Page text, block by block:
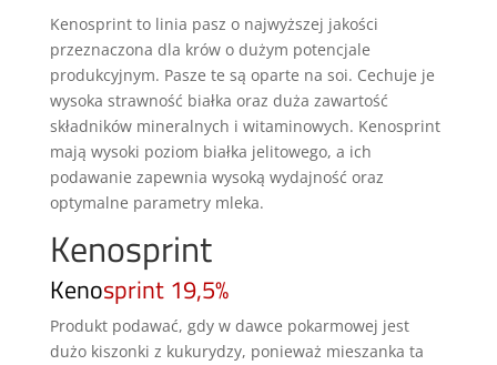
Kenosprint to linia pasz o najwyższej jakości
przeznaczona dla krów o dużym potencjale
produkcyjnym. Pasze te są oparte na soi. Cechuje je
wysoka strawność białka oraz duża zawartość
składników mineralnych i witaminowych. Kenosprint
mają wysoki poziom białka jelitowego, a ich
podawanie zapewnia wysoką wydajność oraz
optymalne parametry mleka.
Kenosprint
Kenosprint 19,5%
Produkt podawać, gdy w dawce pokarmowej jest
dużo kiszonki z kukurydzy, ponieważ mieszanka ta